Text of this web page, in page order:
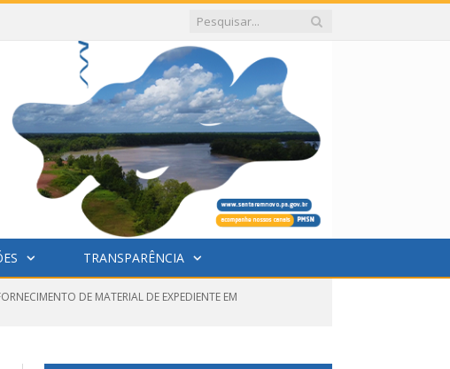
TRANSPARÊNCIA
DE MATERIAL DE EXPEDIENTE EM